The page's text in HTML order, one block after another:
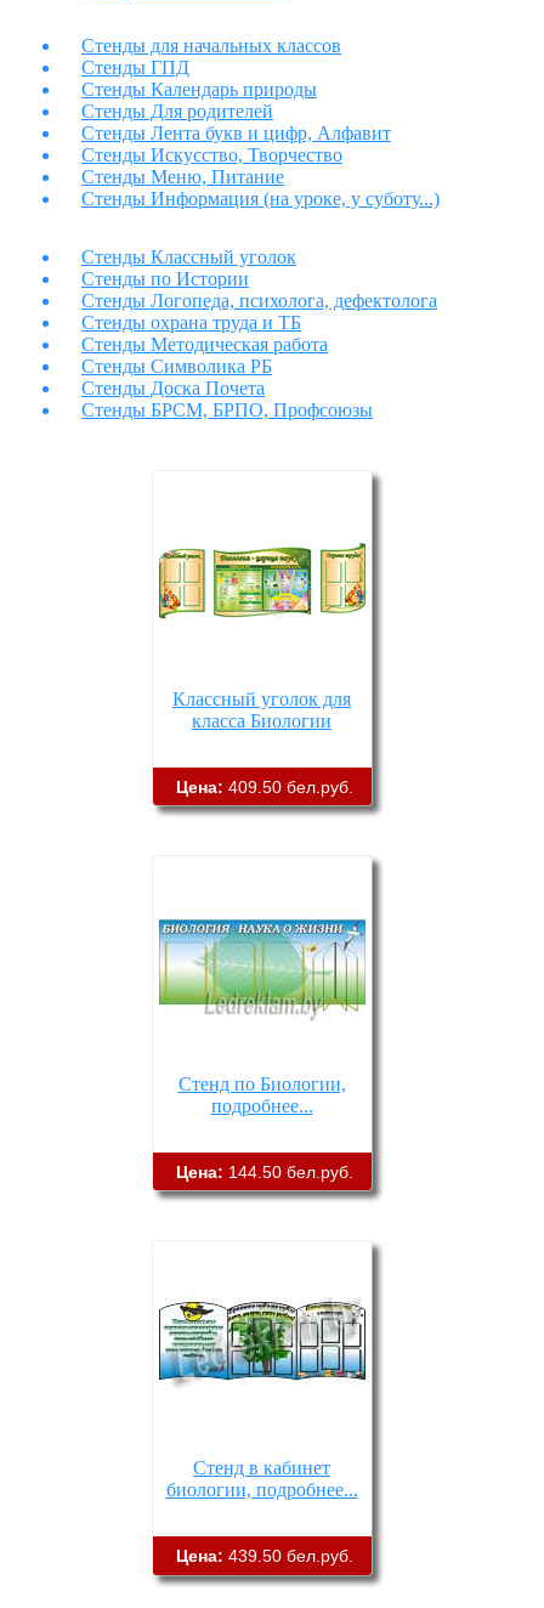
Стенды для начальных классов
Стенды ГПД
Стенды Календарь природы
Стенды Для родителей
Стенды Лента букв и цифр, Алфавит
Стенды Искусство, Творчество
Стенды Меню, Питание
Стенды Информация (на уроке, у суботу...)
Стенды Классный уголок
Стенды по Истории
Стенды Логопеда, психолога, дефектолога
Стенды охрана труда и ТБ
Стенды Методическая работа
Стенды Символика РБ
Стенды Доска Почета
Стенды БРСМ, БРПО, Профсоюзы
Классный уголок для
класса Биологии
Цена: 409.50 бел.руб.
Стенд по Биологии,
подробнее...
Цена: 144.50 бел.руб.
Стенд в кабинет
биологии, подробнее...
Цена: 439.50 бел.руб.